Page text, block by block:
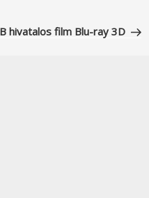
hivatalos film Blu-ray 3D